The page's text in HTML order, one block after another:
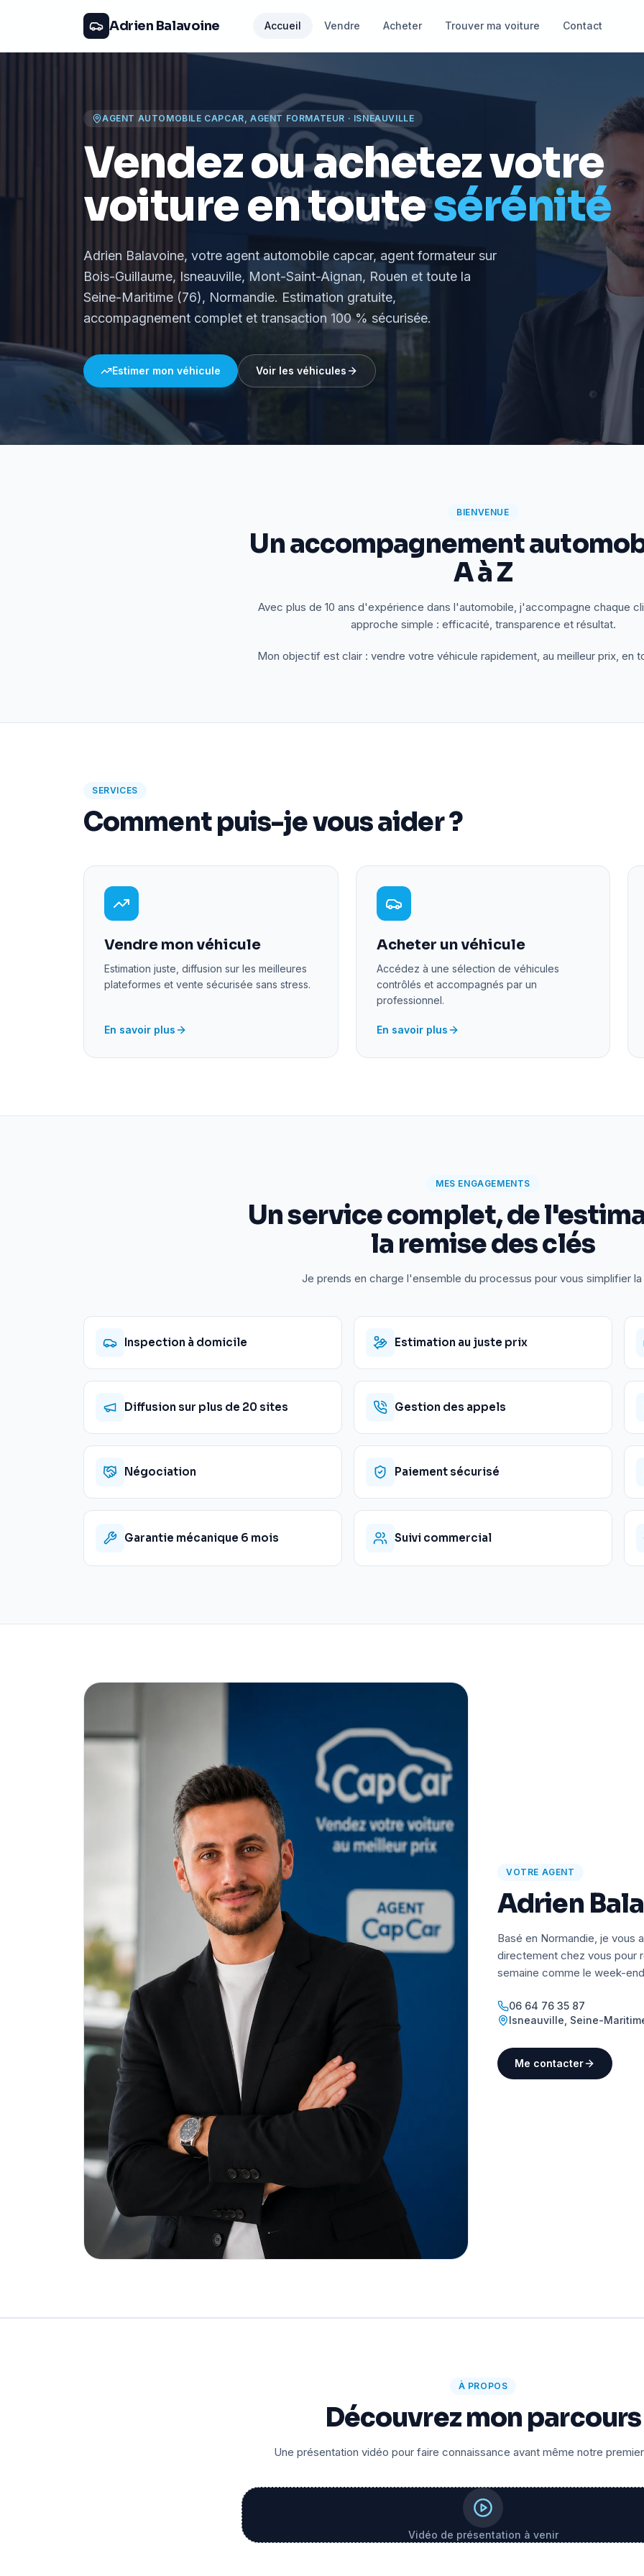
Adrien Balavoine Accueil Vendre Acheter Trouver ma voiture Contact
AGENT AUTOMOBILE CAPCAR, AGENT FORMATEUR · ISNEAUVILLE
Vendez ou achetez votre
voiture en toutesérénité
Adrien Balavoine, votre agent automobile capcar, agent formateur sur
Bois-Guillaume, Isneauville, Mont-Saint-Aignan, Rouen et toute la
Seine-Maritime (76), Normandie. Estimation gratuite,
accompagnement complet et transaction 100 % sécurisée.
Estimer mon véhicule Voir les véhicules
BIENVENUE
Un accompagnement
A à Z
Avec plus de 10 ans d'expérience dans l'automobile, j'accompagne chaque
approche simple : efficacité, transparence et résultat.
Mon objectif est clair : vendre votre véhicule rapidement, au meilleur prix, en
SERVICES
Comment puis-je vous aider ?
Vendre mon véhicule
Estimation juste, diffusion sur les meilleures
plateformes et vente sécurisée sans stress.
En savoir plus
Acheter un véhicule
Accédez à une sélection de véhicules
contrôlés et accompagnés par un
professionnel.
En savoir plus
MES ENGAGEMENTS
Un service complet, de
la remise des clés
Je prends en charge l'ensemble du processus pour vous simplifier la
Inspection à domicile Estimation au juste prix
Diffusion sur plus de 20 sites Gestion des appels
Négociation Paiement sécurisé
Garantie mécanique 6 mois Suivi commercial
VOTRE AGENT
Adrien
Basé en Normandie, je vous
directement chez vous pour
semaine comme le week-
06 64 76 35 87
Isneauville Seine-
Me contacter
À PROPOS
Découvrez mon parcours
Une présentation vidéo pour faire connaissance avant même notre
Vidéo de présentation à venir